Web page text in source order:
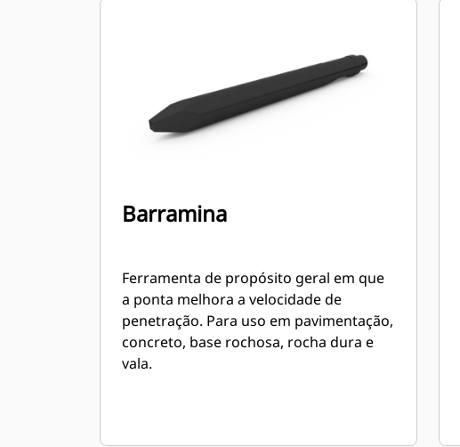
Barramina
Ferramenta de propósito geral em que
a ponta melhora a velocidade de
penetração. Para uso em pavimentação,
concreto, base rochosa, rocha dura e
vala.